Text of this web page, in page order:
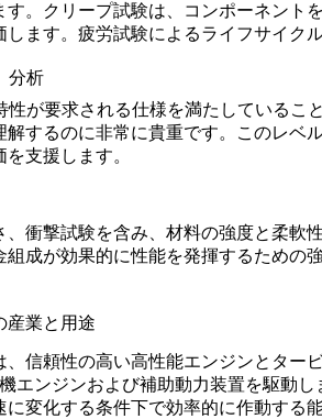
す。クリープ試験は、コンポーネン
ます。 疲労試験によるライフサイク
分析
性が要求される仕様を満たしているこ
するのに非常に貴重です。このレベ
支援します。
、衝撃試験を含み、材料の強度と柔軟
組成が効果的に性能を発揮するための
産業と用途
信頼性の高い高性能エンジンとター
エンジンおよび補助動力装置を駆動
変化する条件下で効率的に作動する